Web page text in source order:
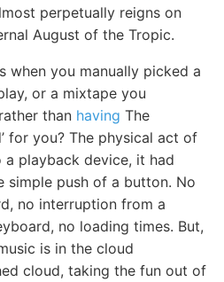
perpetually reigns on
August of the Tropic.
when you manually picked a
or a mixtape you
than having The
for you? The physical act of
playback device, it had
simple push of a button. No
no interruption from a
no loading times. But,
is in the cloud
cloud, taking the fun out of